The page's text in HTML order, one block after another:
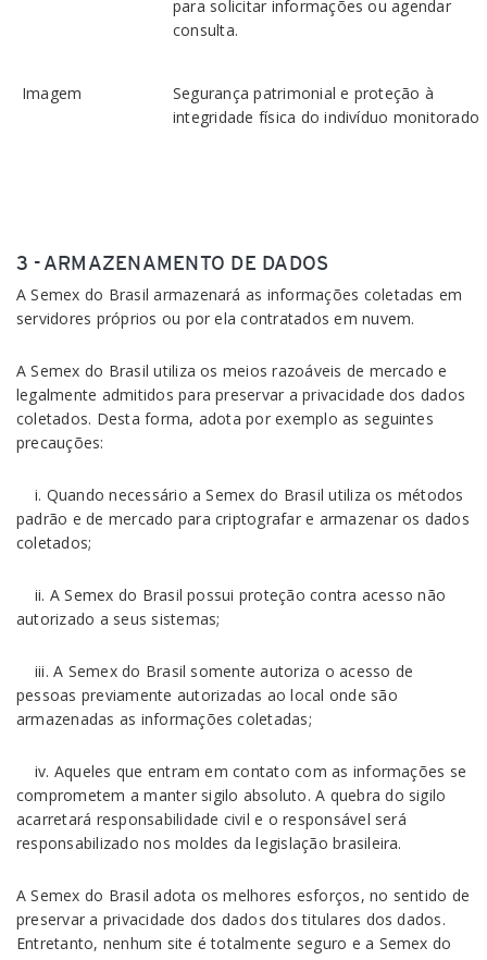
para solicitar informações ou agendar
consulta.
Imagem
Segurança patrimonial e proteção à
integridade física do indivíduo monitorado
3 - ARMAZENAMENTO DE DADOS
A Semex do Brasil armazenará as informações coletadas em
servidores próprios ou por ela contratados em nuvem.
A Semex do Brasil utiliza os meios razoáveis de mercado e
legalmente admitidos para preservar a privacidade dos dados
coletados. Desta forma, adota por exemplo as seguintes
precauções:
i. Quando necessário a Semex do Brasil utiliza os métodos
padrão e de mercado para criptografar e armazenar os dados
coletados;
ii. A Semex do Brasil possui proteção contra acesso não
autorizado a seus sistemas;
iii. A Semex do Brasil somente autoriza o acesso de
pessoas previamente autorizadas ao local onde são
armazenadas as informações coletadas;
iv. Aqueles que entram em contato com as informações se
comprometem a manter sigilo absoluto. A quebra do sigilo
acarretará responsabilidade civil e o responsável será
responsabilizado nos moldes da legislação brasileira.
A Semex do Brasil adota os melhores esforços, no sentido de
preservar a privacidade dos dados dos titulares dos dados.
Entretanto, nenhum site é totalmente seguro e a Semex do